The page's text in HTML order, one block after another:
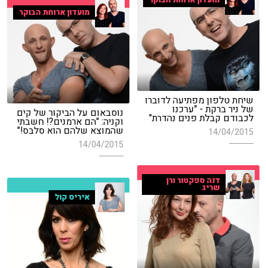
שיחת טלפון מפתיעה לדוברו
של ניר ברקת - "ערכנו
לכבודם קבלת פנים נהדרת"
14/04/2015
מועדון ארוחת הבוקר
נוסבאום על הביקור של קים
וקניה: "הם ארמנים?! חשבתי
שהמוצא שלהם הוא סלבס!"
14/04/2015
דנה ספקטור ורן
שריג
איריס קול